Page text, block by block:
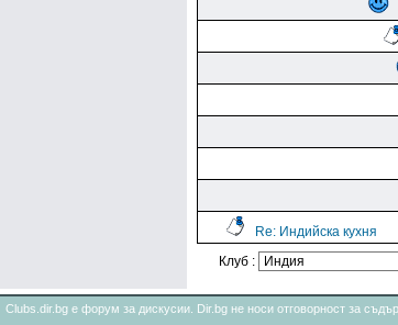
Re: Индийска кухня
Клуб :
Clubs.dir.bg е форум за дискусии. Dir.bg не носи отговорност за